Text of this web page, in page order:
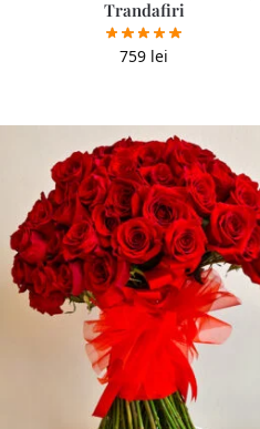
Trandafiri
759 lei